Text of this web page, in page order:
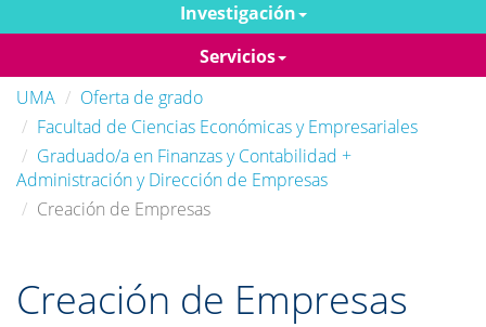
Investigación
Servicios
UMA
Oferta de grado
Facultad de Ciencias Económicas y Empresariales
Graduado/a en Finanzas y Contabilidad +
Administración y Dirección de Empresas
Creación de Empresas
Creación de Empresas